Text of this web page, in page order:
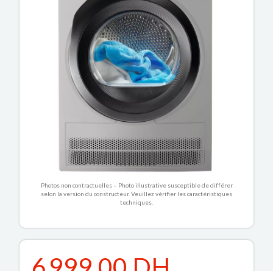
Photos non contractuelles – Photo illustrative susceptible de différer
selon la version du constructeur. Veuillez vérifier les caractéristiques
techniques.